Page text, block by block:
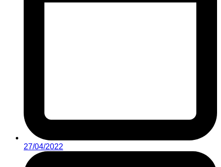
27/04/2022